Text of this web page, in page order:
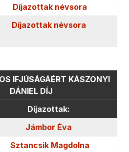
Díjazottak névsora
Díjazottak névsora
IFJÚSÁGÁÉRT KÁSZONYI
DÁNIEL DÍJ
Díjazottak:
Jámbor Éva
Sztancsik Magdolna